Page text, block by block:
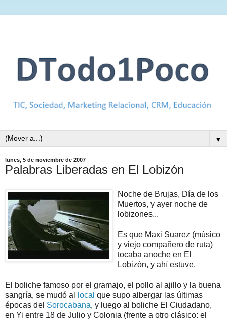
▼
lunes, 5 de noviembre de 2007
Palabras Liberadas en El Lobizón
Noche de Brujas, Día de los
Muertos, y ayer noche de
lobizones...
Es que Maxi Suarez (músico
y viejo compañero de ruta)
tocaba anoche en El
Lobizón, y ahí estuve.
El boliche famoso por el gramajo, el pollo al ajillo y la buena
sangría, se mudó al
local que supo albergar las últimas
épocas del Sorocabana, y luego al boliche El Ciudadano,
en Yi entre 18 de Julio y Colonia (frente a otro clásico: el